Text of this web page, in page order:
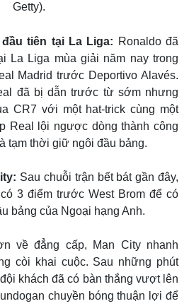
Getty).
tiên tại La Liga: Ronaldo đã
La Liga mùa giải năm nay trong
Madrid trước Deportivo Alavés.
đã bị dẫn trước từ sớm nhưng
CR7 với một hat-trick cùng một
Real lội ngược dòng thành công
tạm thời giữ ngôi đầu bảng.
Sau chuỗi trận bết bát gần đây,
3 điểm trước West Brom để có
bảng của Ngoại hạng Anh.
về đẳng cấp, Man City nhanh
còi khai cuộc. Sau những phút
khách đã có bàn thắng vượt lên
chuyền bóng thuận lợi để